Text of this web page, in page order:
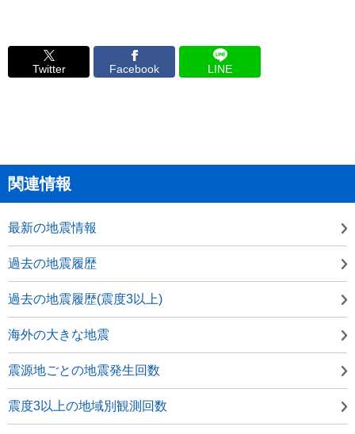
Twitter Facebook LINE
関連情報
最新の地震情報
過去の地震履歴
過去の地震履歴(震度3以上)
海外の大きな地震
震源地ごとの地震発生回数
震度3以上の地域別観測回数